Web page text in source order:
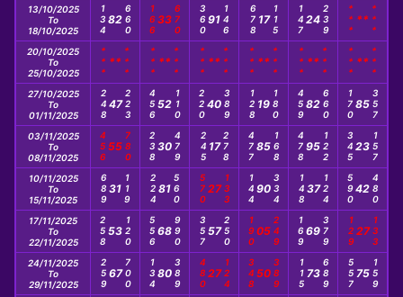
13/10/2025
To
18/10/2025
134 82 660 16633 670 36091 146 678 17115 147 24 239 *** ** ***
20/10/2025
To
25/10/2025
*** ** *** *** ** *** *** ** *** *** ** *** *** ** *** *** ** ***
27/10/2025
To
01/11/2025
248 47223 456 52 110 220 40 389 128 19 180 459 82 660 170 85 357
03/11/2025
To
08/11/2025
456 55 780 238 30 479 245 17278 477 85 168 478 95 122 345 23 157
10/11/2025
To
15/11/2025
689 31 119 224 81 560 570 27133 144 90 334 148 37124 59042 480
17/11/2025
To
22/11/2025
258 53 120 556 68 990 357 57250 190 05 249 16969 379 129 27133
24/11/2025
To
29/11/2025
259 67700 134 80 389 480 27124 348 50 389 115 73689 557 75159